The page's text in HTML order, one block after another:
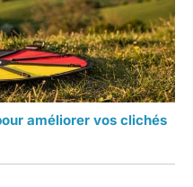
améliorer vos clichés